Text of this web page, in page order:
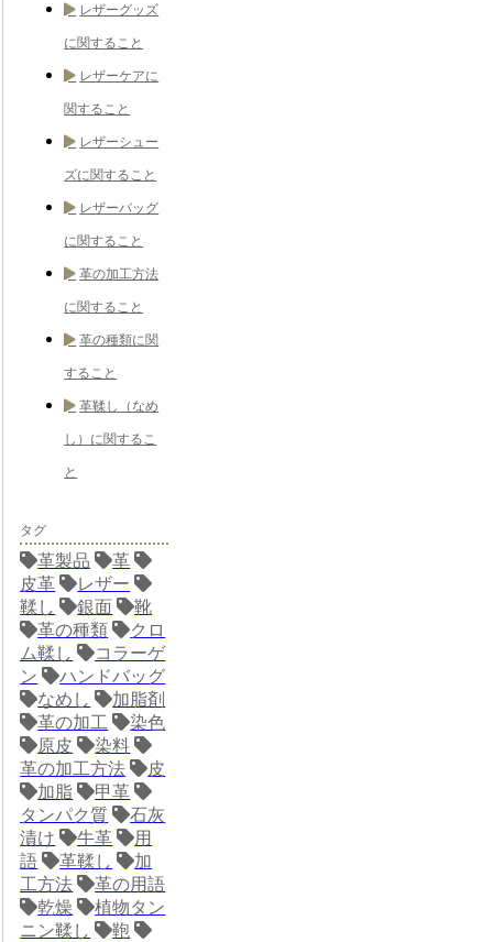
レザーグッズ
に関すること
レザーケアに
関すること
レザーシュー
ズに関すること
レザーバッグ
に関すること
革の加工方法
に関すること
革の種類に関
すること
革鞣し（なめ
し）に関するこ
と
タグ
革製品
革
皮革
レザー
鞣し
銀面
靴
革の種類
クロ
ム鞣し
コラーゲ
ン
ハンドバッグ
なめし
加脂剤
革の加工
染色
原皮
染料
革の加工方法
皮
加脂
甲革
タンパク質
石灰
漬け
牛革
用
語
革鞣し
加
工方法
革の用語
乾燥
植物タン
ニン鞣し
鞄